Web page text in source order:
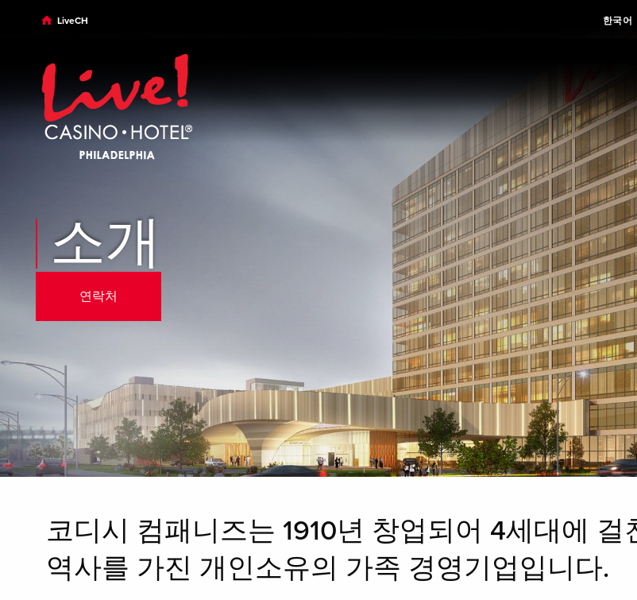
Skip to main content
Skip to desktop navigation
Skip to search
LiveCH 한국어
소개
연락처
코디시 컴패니즈는 1910년 창업되어 4세대에 걸
역사를 가진 개인소유의 가족 경영기업입니다.